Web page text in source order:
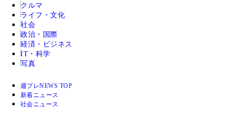
クルマ
ライフ・文化
社会
政治・国際
経済・ビジネス
IT・科学
写真
週プレNEWS TOP
新着ニュース
社会ニュース